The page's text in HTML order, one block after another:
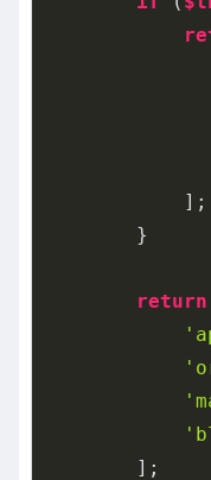
            ];
        }
return
        ];